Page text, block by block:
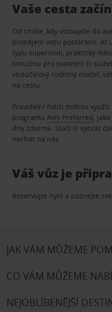
Vaše cesta
Od chvíle, kdy vstoupíte do
pronájem vozu postaráno. Ať
typu supermini, praktický
limuzínu pro svatební či
víceúčelový rodinný model,
na cestu.
Pravidelní řidiči mohou
programuAvis Preferred,
dny zdarma. Stačí si vybrat
nechat na nás.
Váš vůz je
Rezervujte nyní a poznejte
JAK VÁM MŮŽEME
CO VÁM MŮŽEME
NEJOBLÍBENĚJŠÍ